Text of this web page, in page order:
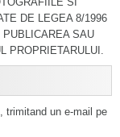
DE LEGEA 8/1996
SAU
PROPRIETARULUI.
trimitand un e-mail pe